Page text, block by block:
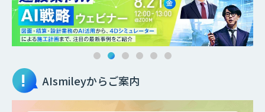
AIsmileyからご案内